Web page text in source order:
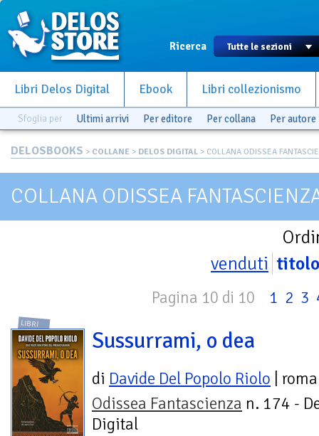
Ricerca
Libri Delos Digital Ebook Libri collezionismo
Sfoglia per Ultimi arrivi Per editore Per collana Per autore
DELOSBOOKS > COLLANE > DELOS DIGITAL > COLLANA ODISSEA
COLLANA ODISSEA
venduti titolo
Pagina 10 di 10 1 2 3
LIBRI
Sussurrami, o dea
di Davide Del Popolo Riolo |
Odissea Fantascienza n. 174 -
Digital